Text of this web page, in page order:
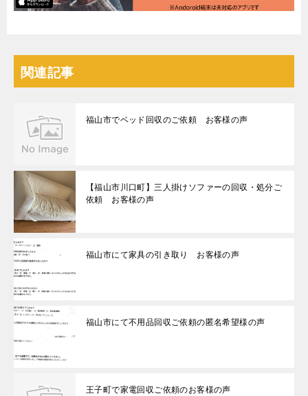
関連記事
福山市でベッド回収のご依頼 お客様の声
【福山市川口町】三人掛けソファーの回収・処分ご
依頼 お客様の声
福山市にて家具の引き取り お客様の声
福山市にて不用品回収ご依頼の匿名希望様の声
王子町で家電回収ご依頼のお客様の声